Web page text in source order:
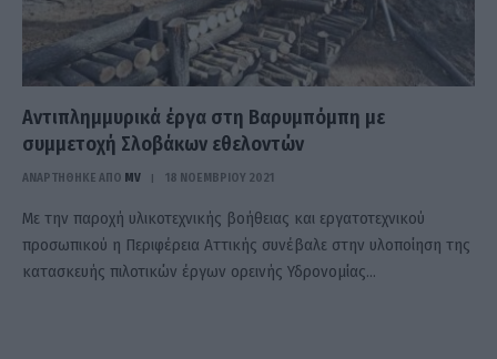
Αντιπλημμυρικά έργα στη Βαρυμπόμπη με
συμμετοχή Σλοβάκων εθελοντών
ΑΝΑΡΤΗΘΗΚΕ ΑΠΟ MV 18 ΝΟΕΜΒΡΊΟΥ 2021
Με την παροχή υλικοτεχνικής βοήθειας και εργατοτεχνικού
προσωπικού η Περιφέρεια Αττικής συνέβαλε στην υλοποίηση της
κατασκευής πιλοτικών έργων ορεινής Υδρονομίας…